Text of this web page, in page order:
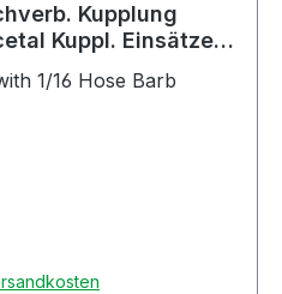
Kupplung
Kuppl. Einsätzen
1/16 Hose Barb